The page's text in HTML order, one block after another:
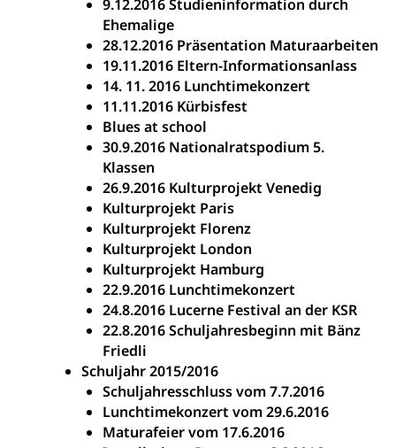
9.12.2016 Studieninformation durch
Ehemalige
28.12.2016 Präsentation Maturaarbeiten
19.11.2016 Eltern-Informationsanlass
14. 11. 2016 Lunchtimekonzert
11.11.2016 Kürbisfest
Blues at school
30.9.2016 Nationalratspodium 5.
Klassen
26.9.2016 Kulturprojekt Venedig
Kulturprojekt Paris
Kulturprojekt Florenz
Kulturprojekt London
Kulturprojekt Hamburg
22.9.2016 Lunchtimekonzert
24.8.2016 Lucerne Festival an der KSR
22.8.2016 Schuljahresbeginn mit Bänz
Friedli
Schuljahr 2015/2016
Schuljahresschluss vom 7.7.2016
Lunchtimekonzert vom 29.6.2016
Maturafeier vom 17.6.2016